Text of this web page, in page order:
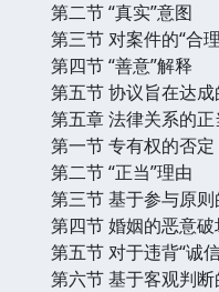
第二节 “真实”意图
第三节 对案件的“合
第四节 “善意”解释
第五节 协议旨在达成
第五章 法律关系的正
第一节 专有权的否定
第二节 “正当”理由
第三节 基于参与原则
第四节 婚姻的恶意破
第五节 对于违背“诚
第六节 基于客观判断